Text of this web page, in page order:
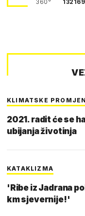
360°
KLIMATSKE
2021. radit će se
ubijanja životinja
KATAKLIZMA
'Ribe iz Jadrana
km sjevernije!'